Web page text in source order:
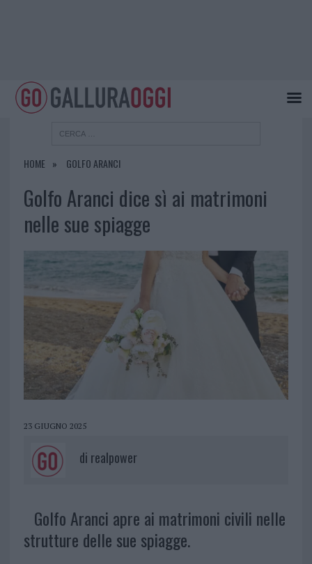
HOME GOLFO ARANCI
Golfo Aranci dice sì ai matrimoni
nelle sue spiagge
23 GIUGNO 2025
di realpower
Golfo Aranci apre ai matrimoni civili nelle
strutture delle sue spiagge.